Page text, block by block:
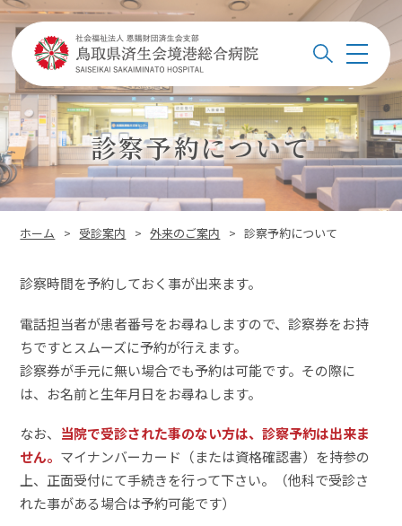
このページの本文へ
メ
ュ
ー
診察予約について
このページの位置:
ホーム > 受診案内 > 外来のご案内 > 診察予約について
診察時間を予約しておく事が出来ます。
電話担当者が患者番号をお尋ねしますので、診察券をお持
ちですとスムーズに予約が行えます。
診察券が手元に無い場合でも予約は可能です。その際に
は、お名前と生年月日をお尋ねします。
なお、 当院で受診された事のない方は、診察予約は出来ま
せん。 マイナンバーカード（または資格確認書）を持参の
上、正面受付にて手続きを行って下さい。（他科で受診さ
れた事がある場合は予約可能です）